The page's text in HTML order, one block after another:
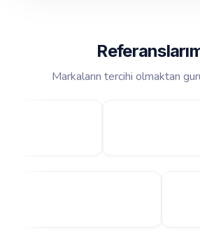
Markaların tercihi olmaktan